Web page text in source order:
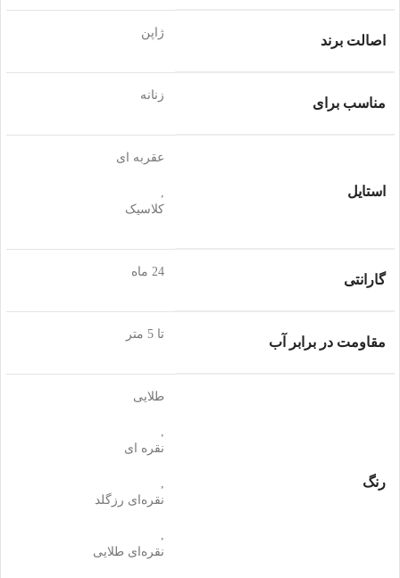
اصالت برند
ژاپن
مناسب برای
زنانه
استایل
عقربه ای
,
کلاسیک
گارانتی
24 ماه
مقاومت در برابر آب
تا 5 متر
رنگ
طلایی
,
نقره ای
,
نقره‌ای رزگلد
,
نقره‌ای طلایی